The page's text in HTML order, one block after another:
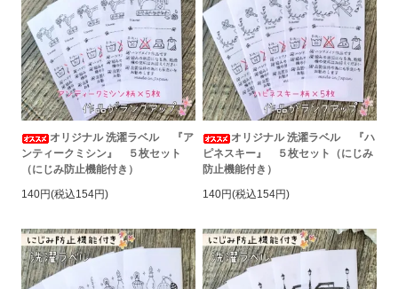
オリジナル 洗濯ラベル 『ア
ンティークミシン』 ５枚セット
（にじみ防止機能付き）
140円(税込154円)
オリジナル 洗濯ラベル 『ハ
ピネスキー』 ５枚セット（にじみ
防止機能付き）
140円(税込154円)